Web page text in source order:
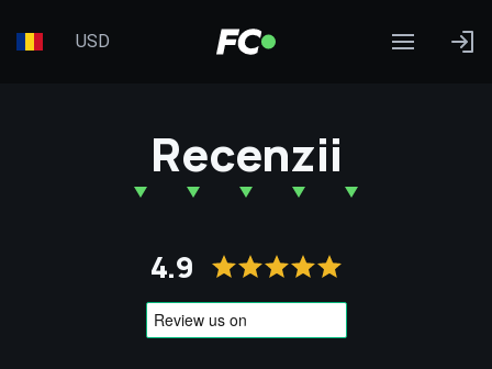
USD
Recenzii
4.9